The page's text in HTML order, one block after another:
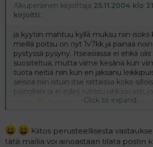
Alkuperäinen kirjoittaja 25.11.2004 klo
kirjoitti:
ja kyytiin mahtuu kyllä muksu niin isoks
meillä poitsu on nyt 1v7kk ja painaa
pystyssä pysyny. Itseasiassa ei ehkä
suositeltua, mutta viime kesänä kun
tuota neitiä niin kun en jaksanu
seisoa niin istuin itse rattaissa koko
painollani ja ei edes rutissu uhkaavasti,
Mahdoin kyllä olla näky kun
Click to expand...
Kiitos perusteellisesta
tätä mallia voi ainoastaan tilata postin